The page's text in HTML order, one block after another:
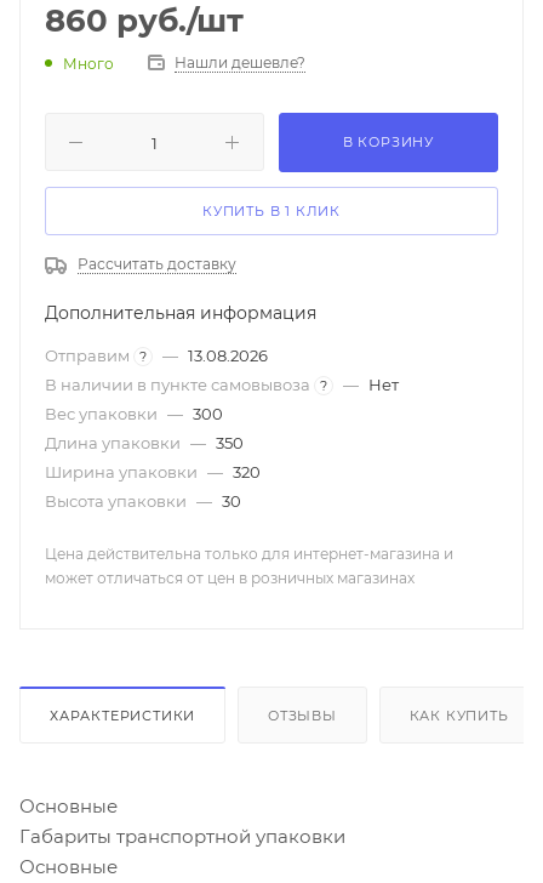
860 руб./шт
Много Нашли дешевле?
В КОРЗИНУ
КУПИТЬ В 1 КЛИК
Рассчитать доставку
Дополнительная информация
Отправим ? — 13.08.2026
В наличии в пункте самовывоза
? — Нет
Вес упаковки — 300
Длина упаковки — 350
Ширина упаковки — 320
Высота упаковки — 30
Цена действительна только для интернет-магазина и
может отличаться от цен в розничных магазинах
ХАРАКТЕРИСТИКИ ОТЗЫВЫ КАК КУПИТЬ
Основные
Габариты транспортной упаковки
Основные